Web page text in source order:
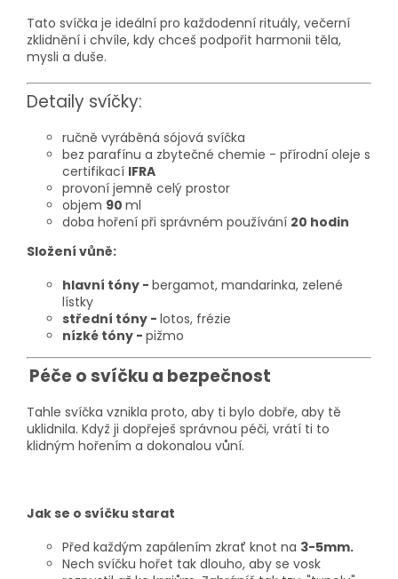
Tato svíčka je ideální pro každodenní rituály, večerní
zklidnění i chvíle, kdy chceš podpořit harmonii těla,
mysli a duše.
Detaily svíčky:
ručně vyráběná sójová svíčka
bez parafínu a zbytečné chemie - přírodní oleje s
certifikací IFRA
provoní jemně celý prostor
objem 90 ml
doba hoření při správném používání 20 hodin
Složení vůně:
hlavní tóny - bergamot, mandarinka, zelené
lístky
střední tóny - lotos, frézie
nízké tóny - pižmo
Péče o svíčku a bezpečnost
Tahle svíčka vznikla proto, aby ti bylo dobře, aby tě
uklidnila. Když ji dopřeješ správnou péči, vrátí ti to
klidným hořením a dokonalou vůní.
Jak se o svíčku starat
Před každým zapálením zkrať knot na 3-5mm.
Nech svíčku hořet tak dlouho, aby se vosk